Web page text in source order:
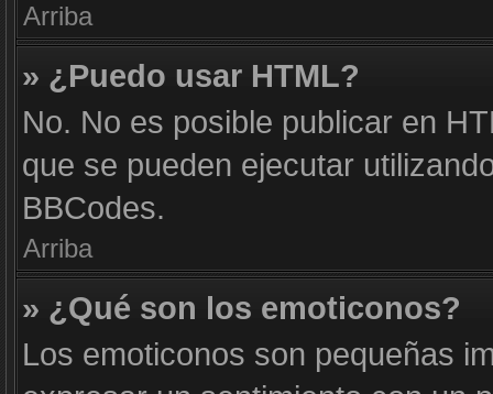
Arriba
» ¿Puedo usar HTML?
No. No es posible publicar en
que se pueden ejecutar
BBCodes.
Arriba
» ¿Qué son los emoticonos?
Los emoticonos son pequeñas